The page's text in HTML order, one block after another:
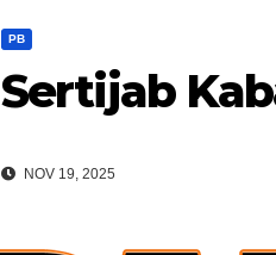
PB
Sertijab
NOV 19, 2025